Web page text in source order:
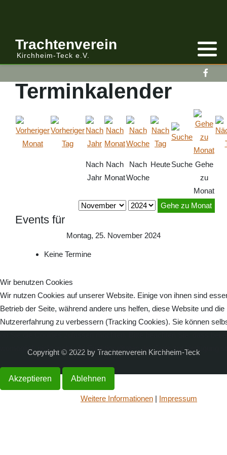
Trachtenverein
Kirchheim-Teck e.V.
Terminkalender
Nach
Jahr
Nach
Monat
Nach
Woche
HeuteSuche Gehe
zu
Monat
Gehe zu Monat
Events für
Montag, 25. November 2024
Keine Termine
Copyright © 2022 by Trachtenverein Kirchheim-Teck
Wir benutzen Cookies
Wir nutzen Cookies auf unserer Website. Einige von ihnen sind
Betrieb der Seite, während andere uns helfen, diese Website und die
Nutzererfahrung zu verbessern (Tracking Cookies). Sie können
womöglich nicht mehr alle Funktionalitäten der Seite zur Verfügung
Akzeptieren Ablehnen
Weitere Informationen | Impressum
Anmelden/Abmelden
Kalender
Gebirgstracht
Volkstracht
Berichte Vereinsleitung
Berichte
Vereinsleitung Informiert